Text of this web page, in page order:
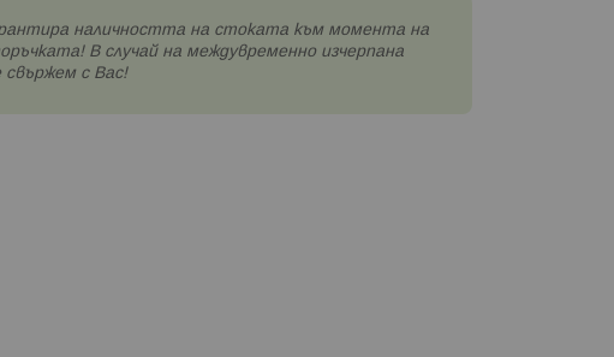
наличността на стоката към момента на
В случай на междувременно изчерпана
с Вас!